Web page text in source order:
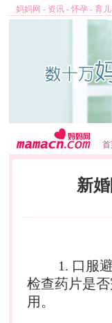
妈妈网 - 资讯 - 怀孕 - 育儿
新
1. 口服避
检查药片是
用。